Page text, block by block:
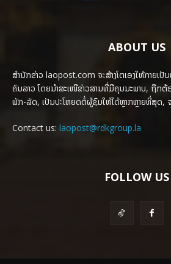
ABOUT US
ສຳນັກຂ່າວ laopost.com ຈະສ້າງໂຕເອງໃຫ້ກາຍເ
ຄົນລາວ ໂດຍນຳສະເໜີຂ່າວສານທີ່ມີຄຸນນະພາບ, ຖືກຕ້ອ
ພັກ-ລັດ, ເປັນປະໂຫຍດຕໍ່ຜູ້ຊົມໃຫ້ໄດ້ຫຼາກຫຼາຍທີ່ສຸດ,
Contact us: laopost@rdkgroup.la
FOLLOW US